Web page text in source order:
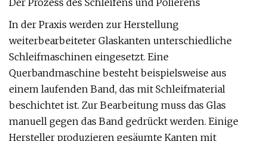
Der Prozess des Schleifens und Polierens
In der Praxis werden zur Herstellung
weiterbearbeiteter Glaskanten unterschiedliche
Schleifmaschinen eingesetzt. Eine
Querbandmaschine besteht beispielsweise aus
einem laufenden Band, das mit Schleifmaterial
beschichtet ist. Zur Bearbeitung muss das Glas
manuell gegen das Band gedrückt werden. Einige
Hersteller produzieren gesäumte Kanten mit